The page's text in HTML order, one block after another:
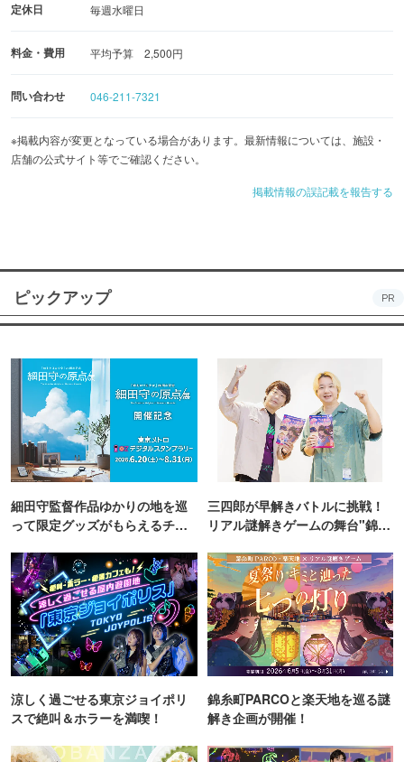
定休日 毎週水曜日
料金・費用 平均予算 2,500円
問い合わせ 046-211-7321
※掲載内容が変更となっている場合があります。最新情報については、施設・
店舗の公式サイト等でご確認ください。
掲載情報の誤記載を報告する
ピックアップ PR
細田守監督作品ゆかりの地を巡
って限定グッズがもらえるチャ
三四郎が早解きバトルに挑戦！
リアル謎解きゲームの舞台"錦糸
涼しく過ごせる東京ジョイポリ
スで絶叫＆ホラーを満喫！
錦糸町PARCOと楽天地を巡る謎
解き企画が開催！